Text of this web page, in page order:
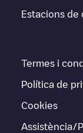
Estacions de
Termes i
Política de
Cookies
Assistència/